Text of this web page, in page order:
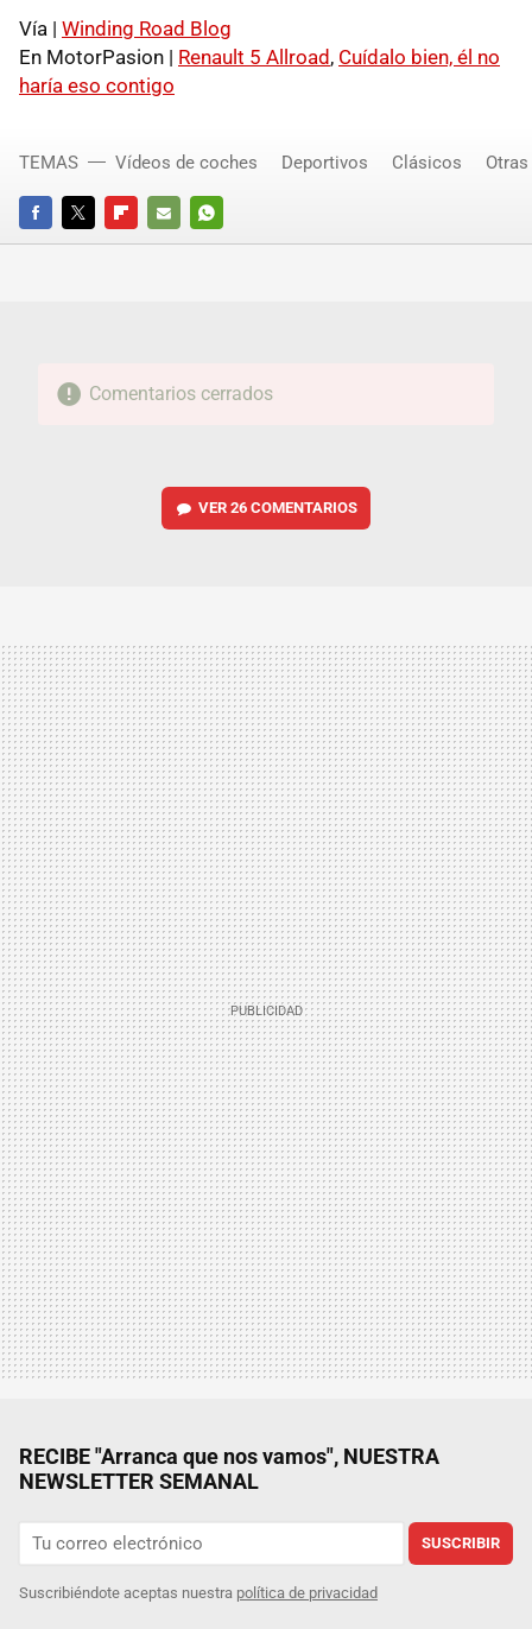
Vía | Winding Road Blog
En MotorPasion | Renault 5 Allroad , Cuídalo bien, él no
haría eso contigo
FACEBOOKTWITTERFLIPBOARD
E-
WHATSAPP
TEMAS Vídeos de coches Deportivos Clásicos
Comentarios cerrados
VER 26 COMENTARIOS
RECIBE "Arranca que nos vamos", NUESTRA
NEWSLETTER SEMANAL
SUSCRIBIR
Suscribiéndote aceptas nuestra política de privacidad